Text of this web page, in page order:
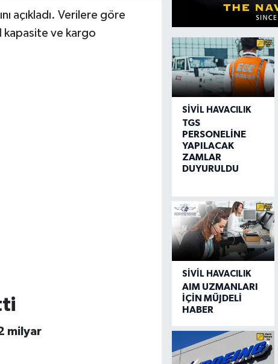
açıkladı. Verilere göre
kapasite ve kargo
milyar
SIVIL HAVACILIK
TGS
PERSONELİNE
YAPILACAK
ZAMLAR
DUYURULDU
SIVIL HAVACILIK
AIM UZMANLARI
İÇİN MÜJDELİ
HABER